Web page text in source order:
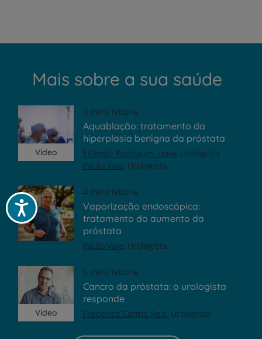
Acessibilidade
Mais sobre a sua saúde
Vídeo
9 mins leitura
Aquablação: tratamento da
hiperplasia benigna da próstata
Estevão Rodrigues Lima Urologista
Paulo Vale Urologista
4 mins leitura
Vaporização endoscópica:
tratamento do aumento da
próstata
Paulo Vale Urologista
Vídeo
6 mins leitura
Cancro da próstata: o urologista
responde
Frederico Carmo Reis Urologista